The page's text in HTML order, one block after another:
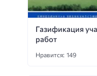
Газификация
работ
Нравится: 149